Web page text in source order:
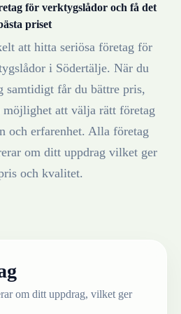
för verktygslådoroch få det
priset
att hitta seriösa företag för
i Södertälje. När du
samtidigt får du bättre pris,
möjlighet att välja rätt företag
och erfarenhet. Alla företag
om ditt uppdrag vilket ger
och kvalitet.
om ditt uppdrag, vilket ger